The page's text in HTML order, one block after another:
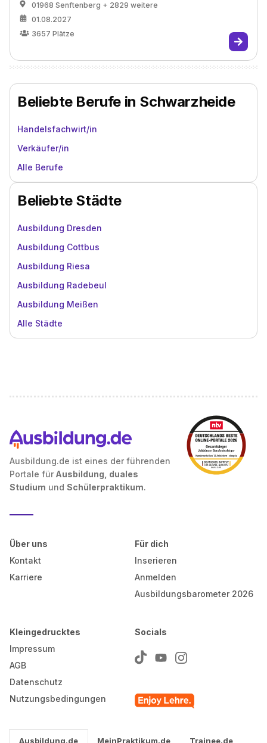
01968 Senftenberg + 2829 weitere
01.08.2027
3657 Plätze
Beliebte Berufe in Schwarzheide
Handelsfachwirt/in
Verkäufer/in
Alle Berufe
Beliebte Städte
Ausbildung Dresden
Ausbildung Cottbus
Ausbildung Riesa
Ausbildung Radebeul
Ausbildung Meißen
Alle Städte
Ausbildung.de ist eines der führenden
Portale für Ausbildung, duales
Studium und Schülerpraktikum.
Über uns
Kontakt
Karriere
Für dich
Inserieren
Anmelden
Ausbildungsbarometer 2026
Kleingedrucktes
Impressum
AGB
Datenschutz
Nutzungsbedingungen
Socials
Ausbildung.de MeinPraktikum.de Trainee.de